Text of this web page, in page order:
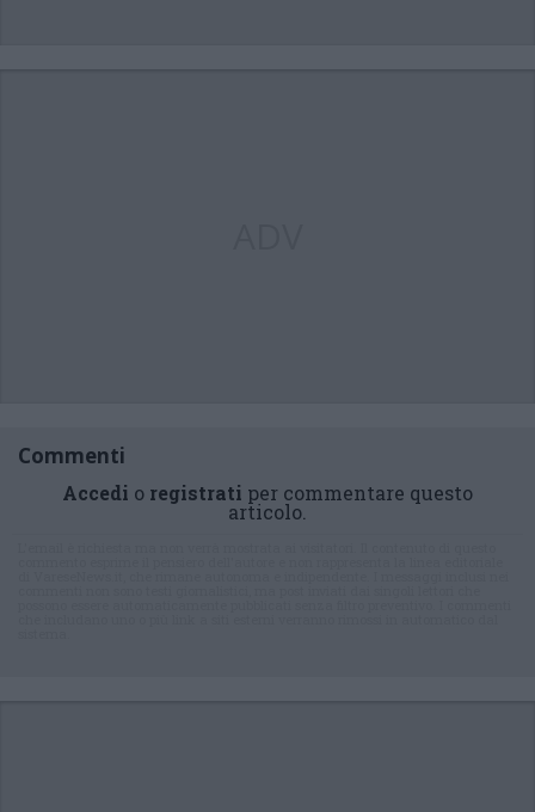
Commenti
Accedi o registrati per commentare questo
articolo.